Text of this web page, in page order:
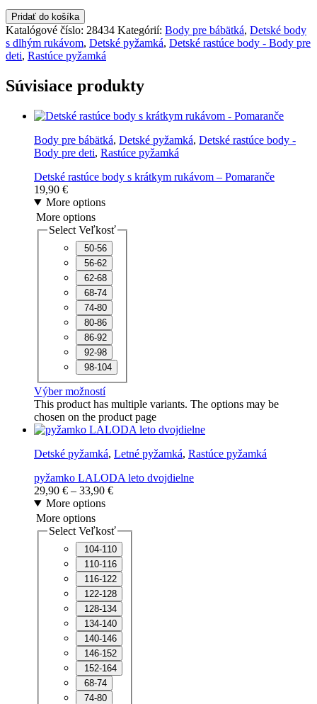
Pridať do košíka
Katalógové číslo: 28434 Kategórií: Body pre bábätká, Detské body
s dlhým rukávom, Detské pyžamká, Detské rastúce body - Body pre
deti, Rastúce pyžamká
Súvisiace produkty
Body pre bábätká, Detské pyžamká, Detské rastúce body -
Body pre deti, Rastúce pyžamká
Detské rastúce body s krátkym rukávom – Pomaranče
19,90 €
More options
More options
Select Veľkosť
50-56
56-62
62-68
68-74
74-80
80-86
86-92
92-98
98-104
Výber možností
This product has multiple variants. The options may be
chosen on the product page
Detské pyžamká, Letné pyžamká, Rastúce pyžamká
pyžamko LALODA leto dvojdielne
29,90 € – 33,90 €
More options
More options
Select Veľkosť
104-110
110-116
116-122
122-128
128-134
134-140
140-146
146-152
152-164
68-74
74-80